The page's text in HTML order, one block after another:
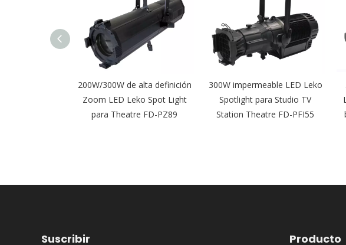
200W/300W de alta definición
Zoom LED Leko Spot Light
para Theatre FD-PZ89
300W impermeable LED Leko
Spotlight para Studio TV
Station Theatre FD-PFI55
Suscribir Producto